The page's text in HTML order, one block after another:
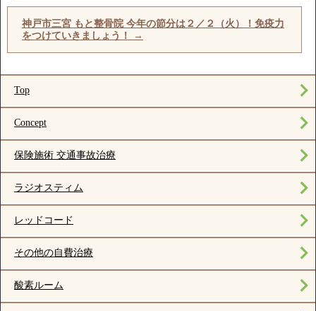
神戸市三宮 もと整骨院 今年の節分は２／２（火）！免疫力
をつけていきましょう！
→
Top
Concept
保険施術 交通事故治療
ラジオスティム
レッドコード
その他の自費治療
酸素ルーム